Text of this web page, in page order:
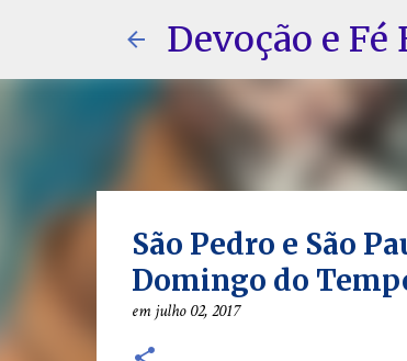
Devoção e
São Pedro e São
Domingo do
emjulho 02, 2017